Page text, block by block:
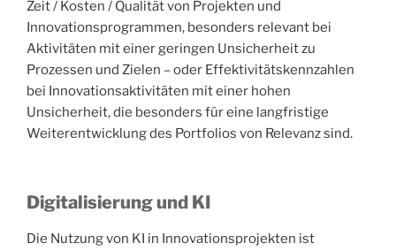
Zeit / Kosten / Qualität von Projekten und
Innovationsprogrammen, besonders relevant bei
Aktivitäten mit einer geringen Unsicherheit zu
Prozessen und Zielen – oder Effektivitätskennzahlen
bei Innovationsaktivitäten mit einer hohen
Unsicherheit, die besonders für eine langfristige
Weiterentwicklung des Portfolios von Relevanz sind.
Digitalisierung und KI
Die Nutzung von KI in Innovationsprojekten ist